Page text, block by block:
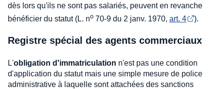
dès lors qu'ils ne sont pas salariés, peuvent en revanche
bénéficier du statut (L. no 70-9 du 2 janv. 1970, art. 4 ).
Registre spécial des agents commerciaux
L'obligation d'immatriculation n'est pas une condition
d'application du statut mais une simple mesure de police
administrative à laquelle sont attachées des sanctions